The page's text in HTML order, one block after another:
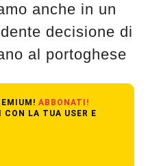
anche in un
decisione di
al portoghese
ABBONATI!
CON LA TUA USER E